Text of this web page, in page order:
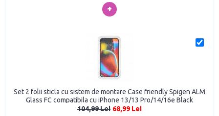
+
Set 2 folii sticla cu sistem de montare Case friendly Spigen ALM
Glass FC compatibila cu iPhone 13/13 Pro/14/16e Black
104,99 Lei 68,99 Lei